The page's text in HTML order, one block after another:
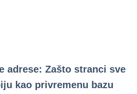
adrese: Zašto stranci sve
kao privremenu bazu